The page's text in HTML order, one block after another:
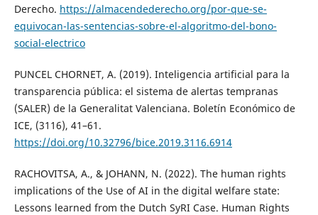
Derecho. https://almacendederecho.org/por-que-se-
equivocan-las-sentencias-sobre-el-algoritmo-del-bono-
social-electrico
PUNCEL CHORNET, A. (2019). Inteligencia artificial para la
transparencia pública: el sistema de alertas tempranas
(SALER) de la Generalitat Valenciana. Boletín Económico de
ICE, (3116), 41–61.
https://doi.org/10.32796/bice.2019.3116.6914
RACHOVITSA, A., & JOHANN, N. (2022). The human rights
implications of the Use of AI in the digital welfare state:
Lessons learned from the Dutch SyRI Case. Human Rights